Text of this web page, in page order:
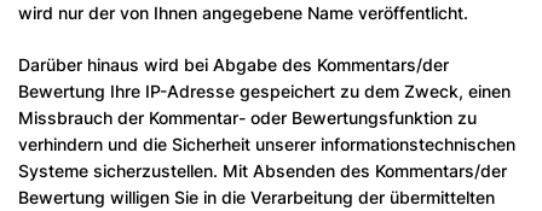
wird nur der von Ihnen angegebene Name veröffentlicht.
Darüber hinaus wird bei Abgabe des Kommentars/der
Bewertung Ihre IP-Adresse gespeichert zu dem Zweck, einen
Missbrauch der Kommentar- oder Bewertungsfunktion zu
verhindern und die Sicherheit unserer informationstechnischen
Systeme sicherzustellen. Mit Absenden des Kommentars/der
Bewertung willigen Sie in die Verarbeitung der übermittelten